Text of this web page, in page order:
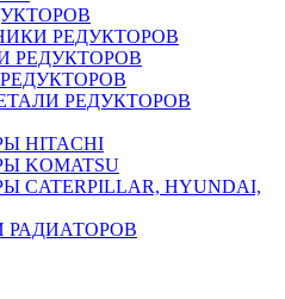
РЕДУКТОРОВ
РЕДУКТОРОВ
РЕДУКТОРОВ
HITACHI
KOMATSU
CATERPILLAR, HYUNDAI,
РАДИАТОРОВ